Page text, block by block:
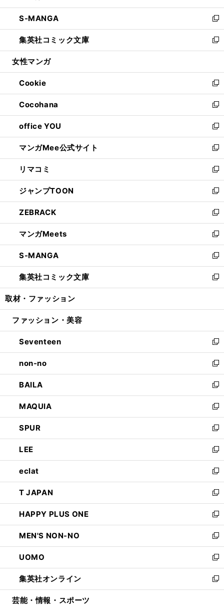
開
く
ウ
で
開
く
ン
ド
ウ
で
開
ウ
ィ
ン
ド
ウ
開
く
し
い
ウ
ィ
ン
ウ
で
開
く
S-MANGA
新
し
い
ウ
ン
ド
ウ
で
開
く
集英社コミック文庫
新
し
ウ
ィ
ン
ド
ウ
で
開
く
女性マンガ
Cookie
新
し
い
ウ
ィ
ン
ド
ウ
で
開
く
Cocohana
新
し
い
ウ
ィ
ン
ド
ウ
で
開
く
office YOU
新
し
い
ウ
ィ
ン
ド
ウ
で
開
く
マンガMee公式サイト
新
し
い
ウ
ィ
ン
ド
ウ
で
開
く
リマコミ
新
し
い
ウ
ィ
ン
ド
ウ
で
開
く
ジャンプTOON
新
し
い
ウ
ィ
ン
ド
ウ
で
開
ZEBRACK
新
し
い
ウ
ィ
ン
ド
ウ
開
マンガMeets
新
し
い
ウ
ィ
ン
ウ
開
く
S-MANGA
新
し
い
ウ
ン
ウ
で
開
く
集英社コミック文庫
新
し
ウ
ン
ド
ウ
で
開
く
取材・ファッション
ファッション・美容
Seventeen
新
し
い
ウ
ィ
ン
ド
ウ
で
開
く
non-no
新
し
い
ウ
ィ
ン
ド
ウ
で
開
く
BAILA
新
し
い
ウ
ィ
ン
ド
ウ
で
開
く
MAQUIA
新
し
い
ウ
ィ
ン
ド
ウ
で
開
く
SPUR
新
し
い
ウ
ィ
ン
ド
ウ
で
開
く
LEE
新
し
い
ウ
ィ
ン
ド
ウ
で
開
く
eclat
新
し
い
ウ
ィ
ン
ド
ウ
で
開
く
T JAPAN
新
し
い
ウ
ィ
ン
ド
ウ
で
開
HAPPY PLUS ONE
新
し
い
ウ
ィ
ン
ド
ウ
MEN'S NON-NO
新
し
い
ウ
ィ
ン
UOMO
新
し
い
ウ
集英社オンライン
新
し
芸能・情報・スポーツ